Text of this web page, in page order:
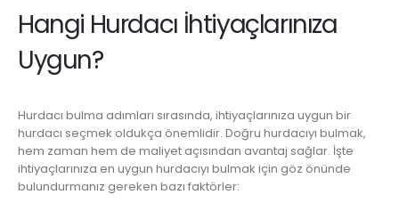
Hangi Hurdacı İhtiyaçlarınıza
Uygun?
Hurdacı bulma adımları sırasında, ihtiyaçlarınıza uygun bir
hurdacı seçmek oldukça önemlidir. Doğru hurdacıyı bulmak,
hem zaman hem de maliyet açısından avantaj sağlar. İşte
ihtiyaçlarınıza en uygun hurdacıyı bulmak için göz önünde
bulundurmanız gereken bazı faktörler: